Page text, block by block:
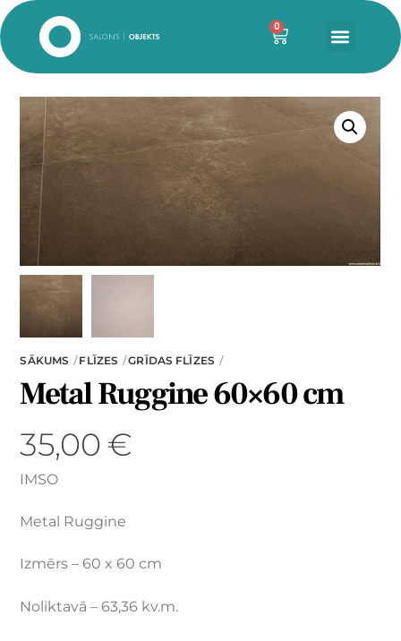
0
SĀKUMS FLĪZES GRĪDAS FLĪZES
Metal Ruggine 60×60 cm
35,00 €
IMSO
Metal Ruggine
Izmērs – 60 x 60 cm
Noliktavā – 63,36 kv.m.